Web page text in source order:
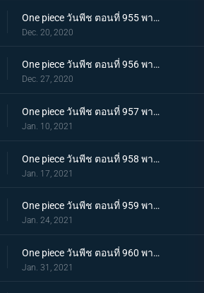
One piece วันพีช ตอนที่ 955 พากย์ไทย พันธมิตรใหม่? รวมพลกองกำลังไคโด!
Dec. 20, 2020
One piece วันพีช ตอนที่ 956 พากย์ไทย การต่อสู้ครั้งใหญ่! กลุ่มหมวกฟางเข้าโหมดต่อสู้!
Dec. 27, 2020
One piece วันพีช ตอนที่ 957 พากย์ไทย ข่าวใหญ่! เหตุการณ์ที่ส่งผลต่อ 7 เทพโจรสลัด!
Jan. 10, 2021
One piece วันพีช ตอนที่ 958 พากย์ไทย ตำนานการต่อสู้! การ์ปและโรเจอร์
Jan. 17, 2021
One piece วันพีช ตอนที่ 959 พากย์ไทย ท่าเรือที่นัดพบ! วะโนะคุนิองก์ 3 เริ่มแล้ว!
Jan. 24, 2021
One piece วันพีช ตอนที่ 960 พากย์ไทย ซามูไรอันดับหนึ่งของวะโนะคุนิ! โคสึกิ โอเด้ง มาแล้ว
Jan. 31, 2021